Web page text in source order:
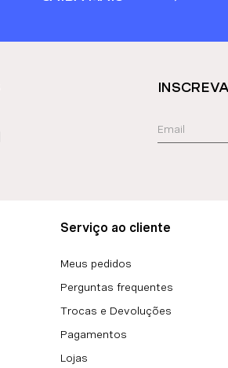
Serviço ao cliente
Meus pedidos
Perguntas frequentes
Trocas e Devoluções
Pagamentos
Lojas